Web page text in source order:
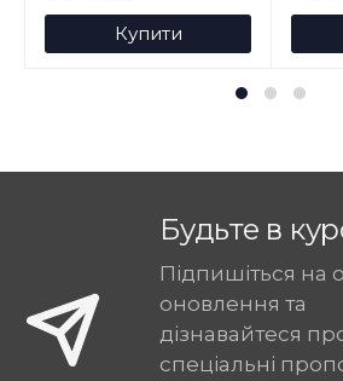
Купити
Будьте в
Підпишіться на
оновлення та
дізнавайтеся
спеціальні